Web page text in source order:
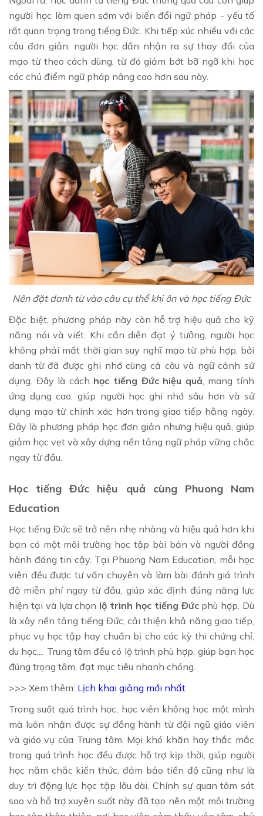
người học làm quen sớm với biến đổi ngữ pháp - yếu tố
rất quan trọng trong tiếng Đức. Khi tiếp xúc nhiều với các
câu đơn giản, người học dần nhận ra sự thay đổi của
mạo từ theo cách dùng, từ đó giảm bớt bỡ ngỡ khi học
các chủ điểm ngữ pháp nâng cao hơn sau này.
Nên đặt danh từ vào câu cụ thể khi ôn và học tiếng Đức
Đặc biệt, phương pháp này còn hỗ trợ hiệu quả cho kỹ
năng nói và viết. Khi cần diễn đạt ý tưởng, người học
không phải mất thời gian suy nghĩ mạo từ phù hợp, bởi
danh từ đã được ghi nhớ cùng cả câu và ngữ cảnh sử
dụng. Đây là cách học tiếng Đức hiệu quả , mang tính
ứng dụng cao, giúp người học ghi nhớ sâu hơn và sử
dụng mạo từ chính xác hơn trong giao tiếp hằng ngày.
Đây là phương pháp học đơn giản nhưng hiệu quả, giúp
giảm học vẹt và xây dựng nền tảng ngữ pháp vững chắc
ngay từ đầu.
Học tiếng Đức hiệu quả cùng Phuong Nam
Education
Học tiếng Đức sẽ trở nên nhẹ nhàng và hiệu quả hơn khi
bạn có một môi trường học tập bài bản và người đồng
hành đáng tin cậy. Tại Phuong Nam Education, mỗi học
viên đều được tư vấn chuyên và làm bài đánh giá trình
độ miễn phí ngay từ đầu, giúp xác định đúng năng lực
hiện tại và lựa chọn lộ trình học tiếng Đức phù hợp. Dù
là xây nền tảng tiếng Đức, cải thiện khả năng giao tiếp,
phục vụ học tập hay chuẩn bị cho các kỳ thi chứng chỉ,
du học,... Trung tâm đều có lộ trình phù hợp, giúp bạn học
đúng trọng tâm, đạt mục tiêu nhanh chóng.
>>> Xem thêm: Lịch khai giảng mới nhất
Trong suốt quá trình học, học viên không học một mình
mà luôn nhận được sự đồng hành từ đội ngũ giáo viên
và giáo vụ của Trung tâm. Mọi khó khăn hay thắc mắc
trong quá trình học đều được hỗ trợ kịp thời, giúp người
học nắm chắc kiến thức, đảm bảo tiến độ cũng như là
duy trì động lực học tập lâu dài. Chính sự quan tâm sát
sao và hỗ trợ xuyên suốt này đã tạo nên một môi trường